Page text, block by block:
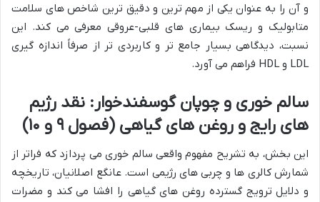
و آن را به عنوان یکی از مهم ترین و دقیق ترین شاخص های سلامت
متابولیک و ریسک بیماری های قلبی-عروقی معرفی می کند. این
نسبت، دیدگاهی بسیار جامع تر و کاربردی تر از صرفاً اندازه گیری
LDL و HDL فراهم می آورد.
سالم خوری و چوپان گوسفندخوار: نقد رژیم
های رایج و روغن های گیاهی (فصول ۹ و ۱۰)
این بخش، به تشریح مفهوم واقعی سالم خوری می پردازد که فراتر از
شمارش کالری ها و چربی های رژیمی است. عانگع اصلانیان، تاریخچه
و دلایل ترویج گسترده روغن های گیاهی را افشا می کند و مضرات